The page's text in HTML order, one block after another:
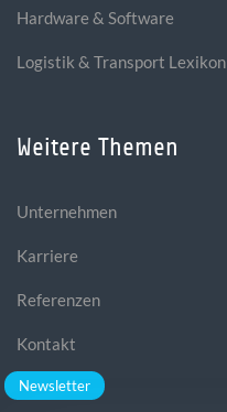
Hardware & Software
Logistik & Transport Lexikon
Weitere Themen
Unternehmen
Karriere
Referenzen
Kontakt
Newsletter